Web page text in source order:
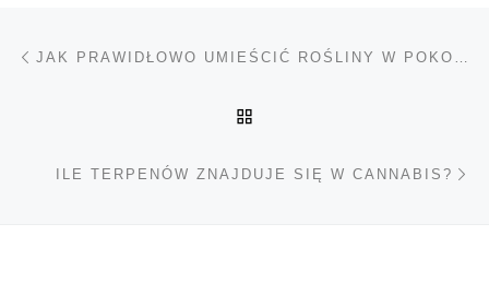
Nawigacja wpisu
ILE TERPENÓW ZNAJDUJE SIĘ W CANNABIS?